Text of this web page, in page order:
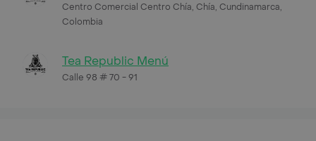
Centro Comercial Centro Chía, Chía, Cundinamarca,
Colombia
Tea Republic Menú
Calle 98 # 70 - 91